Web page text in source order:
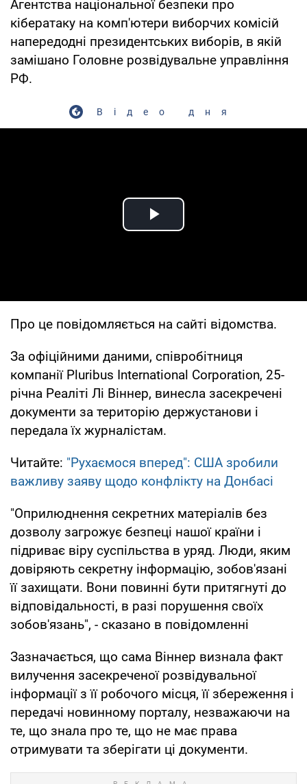
Агентства національної безпеки про
кібератаку на комп'ютери виборчих комісій
напередодні президентських виборів, в якій
замішано Головне розвідувальне управління
РФ.
Відео дня
Play Video
Про це повідомляється на сайті відомства.
За офіційними даними, співробітниця
компанії Pluribus International Corporation, 25-
річна Реаліті Лі Віннер, винесла засекречені
документи за територію держустанови і
передала їх журналістам.
Читайте: "Рухаємося вперед": США зробили
важливу заяву щодо конфлікту на Донбасі
"Оприлюднення секретних матеріалів без
дозволу загрожує безпеці нашої країни і
підриває віру суспільства в уряд. Люди, яким
довіряють секретну інформацію, зобов'язані
її захищати. Вони повинні бути притягнуті до
відповідальності, в разі порушення своїх
зобов'язань", - сказано в повідомленні
Зазначається, що сама Віннер визнала факт
вилучення засекреченої розвідувальної
інформації з її робочого місця, її збереження і
передачі новинному порталу, незважаючи на
те, що знала про те, що не має права
отримувати та зберігати ці документи.